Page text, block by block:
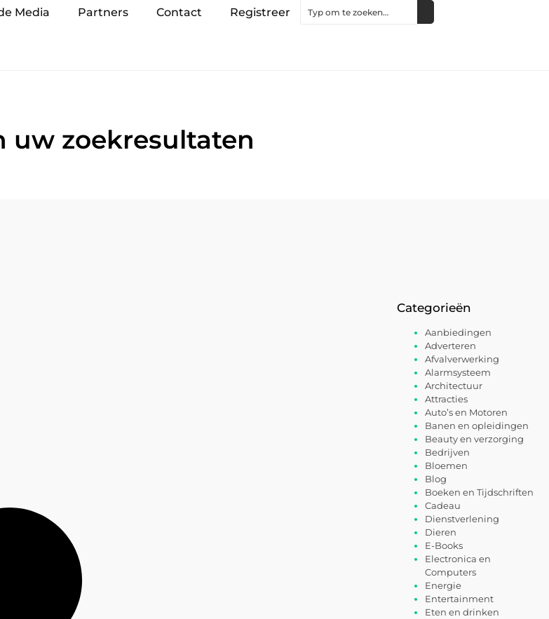
Media Partners Contact Registreer
uw zoekresultaten
Categorieën
Aanbiedingen
Adverteren
Afvalverwerking
Alarmsysteem
Architectuur
Attracties
Auto’s en Motoren
Banen en opleidingen
Beauty en verzorging
Bedrijven
Bloemen
Blog
Boeken en Tijdschriften
Cadeau
Dienstverlening
Dieren
E-Books
Electronica en
Computers
Energie
Entertainment
Eten en drinken